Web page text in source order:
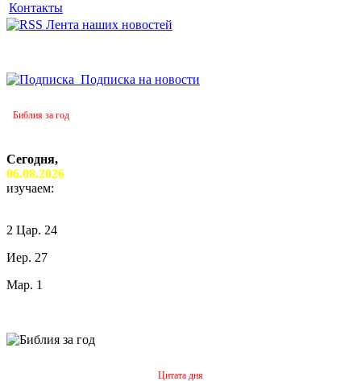
Контакты
Лента наших новостей
Подписка на новости
Библия за год
Сегодня,
06.08.2026
изучаем:
2 Цар. 24
Иер. 27
Мар. 1
Цитата дня